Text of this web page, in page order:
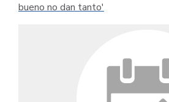
bueno no dan tanto'